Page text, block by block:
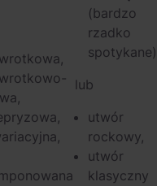
(bardzo
rzadko
spotykane)
lub
utwór
rockowy,
utwór
klasyczny